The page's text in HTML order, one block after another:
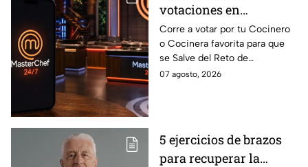
votaciones en
MasterChef 24/7 para
que salves a un
Cocinero del Reto de
Eliminación de este
Corre a votar por tu Cocinero
o Cocinera favorita para que
se Salve del Reto de
Eliminación de MasterChef
07 agosto, 2026
5 ejercicios de brazos
para recuperar la